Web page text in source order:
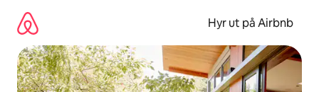
innehåll
Hyr ut på Airbnb